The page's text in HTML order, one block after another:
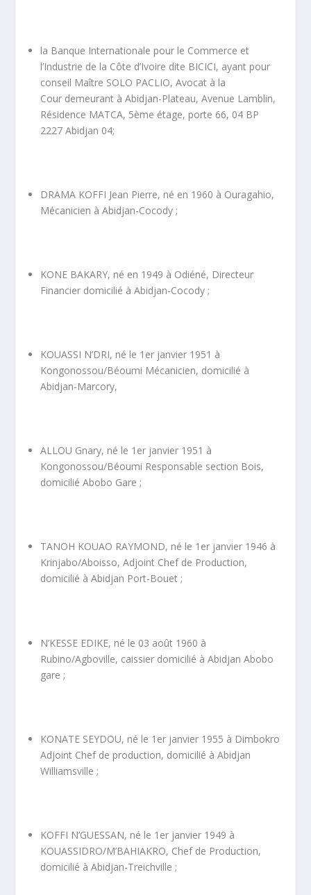
la Banque Internationale pour le Commerce et
l’Industrie de la Côte d’Ivoire dite BICICI, ayant pour
conseil Maître SOLO PACLIO, Avocat à la
Cour demeurant à Abidjan-Plateau, Avenue Lamblin,
Résidence MATCA, 5ème étage, porte 66, 04 BP
2227 Abidjan 04;
DRAMA KOFFI Jean Pierre, né en 1960 à Ouragahio,
Mécanicien à Abidjan-Cocody ;
KONE BAKARY, né en 1949 à Odiéné, Directeur
Financier domicilié à Abidjan-Cocody ;
KOUASSI N’DRI, né le 1 er janvier 1951 à
Kongonossou/Béoumi Mécanicien, domicilié à
Abidjan-Marcory,
ALLOU Gnary, né le 1 er janvier 1951 à
Kongonossou/Béoumi Responsable section Bois,
domicilié Abobo Gare ;
TANOH KOUAO RAYMOND, né le 1 er janvier 1946 à
Krinjabo/Aboisso, Adjoint Chef de Production,
domicilié à Abidjan Port-Bouet ;
N’KESSE EDIKE, né le 03 août 1960 à
Rubino/Agboville, caissier domicilié à Abidjan Abobo
gare ;
KONATE SEYDOU, né le 1 er janvier 1955 à Dimbokro
Adjoint Chef de production, domicilié à Abidjan
Williamsville ;
KOFFI N’GUESSAN, né le 1 er janvier 1949 à
KOUASSIDRO/M’BAHIAKRO, Chef de Production,
domicilié à Abidjan-Treichville ;